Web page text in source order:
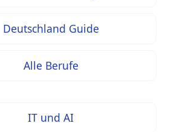
Deutschland Guide
Alle Berufe
IT und AI